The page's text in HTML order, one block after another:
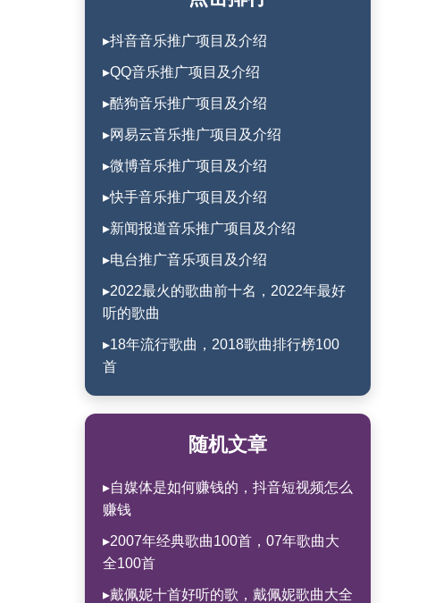
▸抖音音乐推广项目及介绍
▸QQ音乐推广项目及介绍
▸酷狗音乐推广项目及介绍
▸网易云音乐推广项目及介绍
▸微博音乐推广项目及介绍
▸快手音乐推广项目及介绍
▸新闻报道音乐推广项目及介绍
▸电台推广音乐项目及介绍
▸2022最火的歌曲前十名，2022年最好
听的歌曲
▸18年流行歌曲，2018歌曲排行榜100
首
随机文章
▸自媒体是如何赚钱的，抖音短视频怎么
赚钱
▸2007年经典歌曲100首，07年歌曲大
全100首
▸戴佩妮十首好听的歌，戴佩妮歌曲大全